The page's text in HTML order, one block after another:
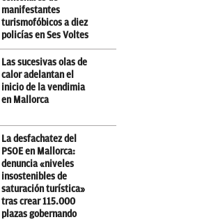
manifestantes
turismofóbicos a diez
policías en Ses Voltes
Las sucesivas olas de
calor adelantan el
inicio de la vendimia
en Mallorca
La desfachatez del
PSOE en Mallorca:
denuncia «niveles
insostenibles de
saturación turística»
tras crear 115.000
plazas gobernando